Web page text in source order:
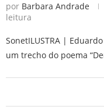
por Barbara Andrade
leitura
SonetILUSTRA |
um trecho do poema